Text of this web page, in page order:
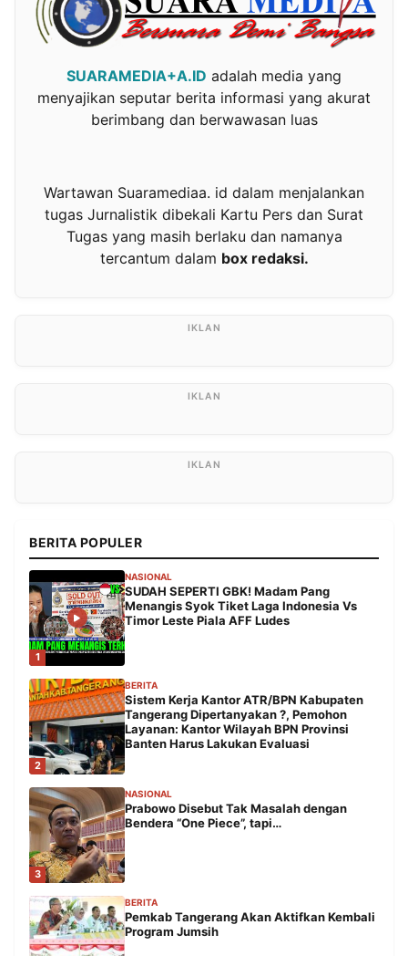
SUARAMEDIA+A.ID adalah media yang
menyajikan seputar berita informasi yang akurat
berimbang dan berwawasan luas
Wartawan Suaramediaa. id dalam menjalankan
tugas Jurnalistik dibekali Kartu Pers dan Surat
Tugas yang masih berlaku dan namanya
tercantum dalam box redaksi.
BERITA POPULER
1
NASIONAL
SUDAH SEPERTI GBK! Madam Pang
Menangis Syok Tiket Laga Indonesia Vs
Timor Leste Piala AFF Ludes
2
BERITA
Sistem Kerja Kantor ATR/BPN Kabupaten
Tangerang Dipertanyakan ?, Pemohon
Layanan: Kantor Wilayah BPN Provinsi
Banten Harus Lakukan Evaluasi
3
NASIONAL
Prabowo Disebut Tak Masalah dengan
Bendera “One Piece”, tapi…
BERITA
Pemkab Tangerang Akan Aktifkan Kembali
Program Jumsih